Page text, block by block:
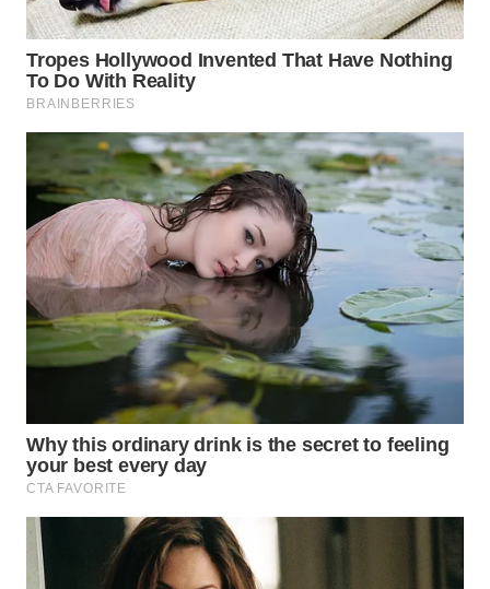
WN
LANGKAT
WN
SELATAN
WN
TANJUNG
LESUNG
KARO
SIMALUNGUN
WN
LABUHANBATU
TAPANULI